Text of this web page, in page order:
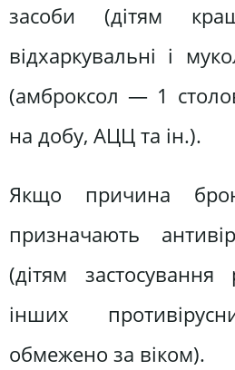
засоби (дітям
відхаркувальні і
(амброксол — 1
на добу, АЦЦ та ін.).
Якщо причина
призначають
(дітям
інших
обмежено за віком).